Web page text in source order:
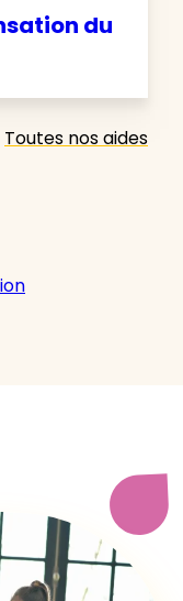
du
Toutes nos aides